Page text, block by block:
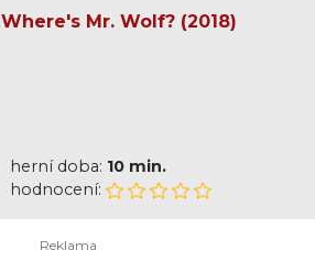
Where's Mr. Wolf? (2018)
herní doba: 10 min.
hodnocení: